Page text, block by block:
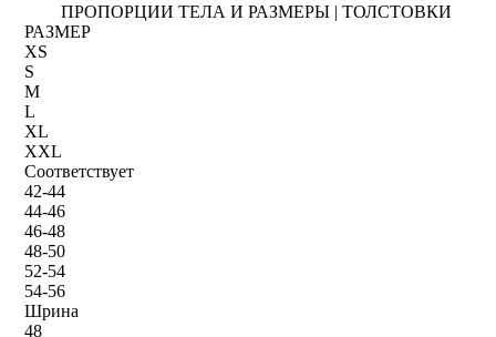
ПРОПОРЦИИ ТЕЛА И РАЗМЕРЫ | ТОЛСТОВКИ
РАЗМЕР
XS
S
M
L
XL
XXL
Соответствует
42-44
44-46
46-48
48-50
52-54
54-56
Шрина
48